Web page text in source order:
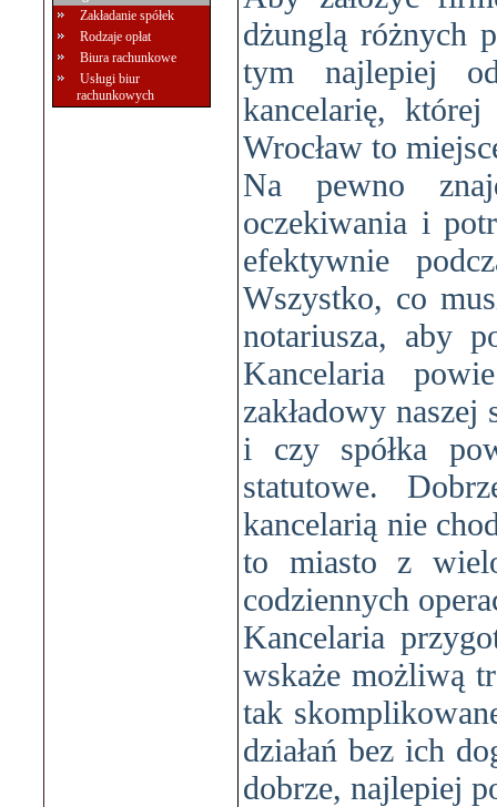
Zakładanie spółek
Rodzaje opłat
Biura rachunkowe
Usługi biur
rachunkowych
dżunglą różnych
tym najlepiej
kancelarię, której
Wrocław to
Na pewno
oczekiwania i
efektywnie
Wszystko, co
notariusza, aby
Kancelaria
zakładowy
i czy spółka
statutowe.
kancelarią nie
to miasto z
codziennych
Kancelaria
wskaże możliwą
tak
działań bez ich
dobrze, najlepiej